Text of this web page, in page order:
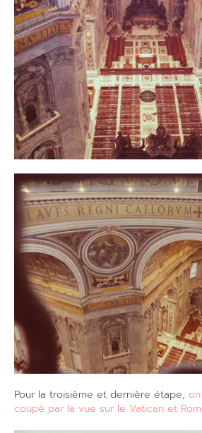
Pour la troisième et dernière étape,
coupé par la vue sur le Vatican et